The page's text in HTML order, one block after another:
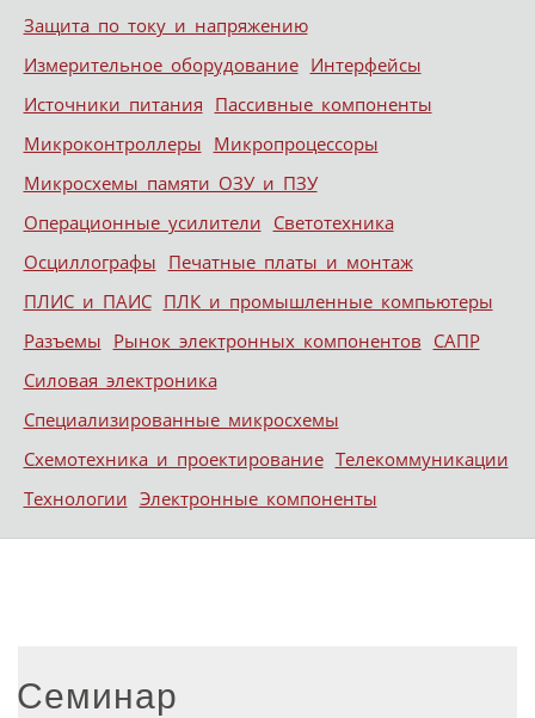
Защита по току и напряжению
Измерительное оборудование Интерфейсы
Источники питания Пассивные компоненты
Микроконтроллеры Микропроцессоры
Микросхемы памяти ОЗУ и ПЗУ
Операционные усилители Светотехника
Осциллографы Печатные платы и монтаж
ПЛИС и ПАИС ПЛК и промышленные компьютеры
Разъемы Рынок электронных компонентов САПР
Силовая электроника
Специализированные микросхемы
Схемотехника и проектирование Телекоммуникации
Технологии Электронные компоненты
Семинар